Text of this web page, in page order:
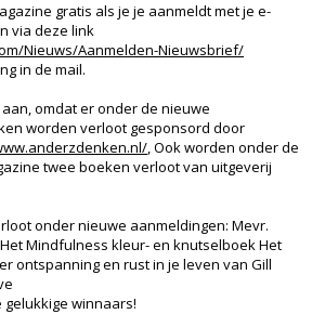
gratis als je je aanmeldt met je e-
via deze link
Nieuws/Aanmelden-Nieuwsbrief/
in de mail.
omdat er onder de nieuwe
worden verloot gesponsord door
, Ook worden onder de
twee boeken verloot van uitgeverij
onder nieuwe aanmeldingen: Mevr.
Mindfulness kleur- en knutselboek Het
ontspanning en rust in je leven van Gill
gelukkige winnaars!